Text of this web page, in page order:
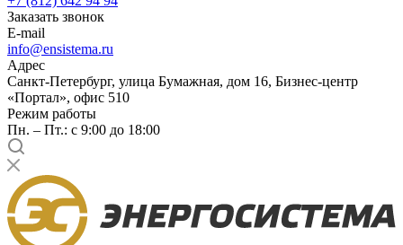
Заказать звонок
E-mail
info@ensistema.ru
Адрес
Санкт-Петербург, улица Бумажная, дом 16, Бизнес-центр
«Портал», офис 510
Режим работы
Пн. – Пт.: с 9:00 до 18:00